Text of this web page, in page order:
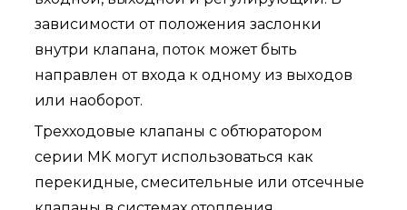
зависимости от положения заслонки
внутри клапана, поток может быть
направлен от входа к одному из выходов
или наоборот.
Трехходовые клапаны с обтюратором
серии MK могут использоваться как
перекидные, смесительные или отсечные